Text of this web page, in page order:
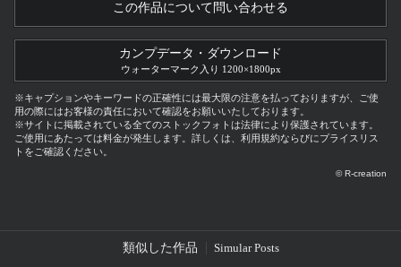
この作品について問い合わせる
カンプデータ・ダウンロード
ウォーターマーク入り 1200×1800px
※キャプションやキーワードの正確性には最大限の注意を払っておりますが、ご使
用の際にはお客様の責任において確認をお願いいたしております。
※サイトに掲載されている全てのストックフォトは法律により保護されています。
ご使用にあたっては料金が発生します。詳しくは、利用規約ならびにプライスリス
トをご確認ください。
© R-creation
類似した作品 Simular Posts